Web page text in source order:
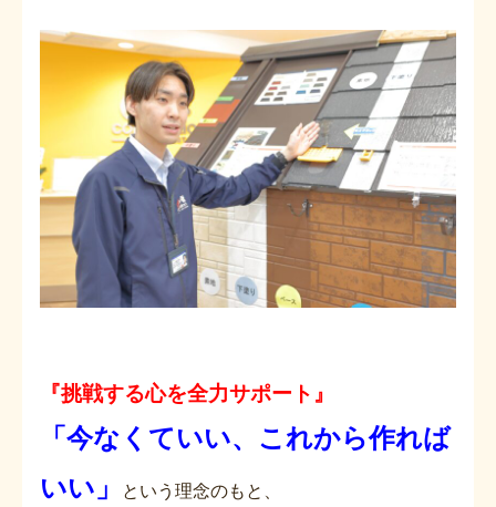
『挑戦する心を全力サポート』
「今なくていい、これから作れば
いい」
という理念のもと、